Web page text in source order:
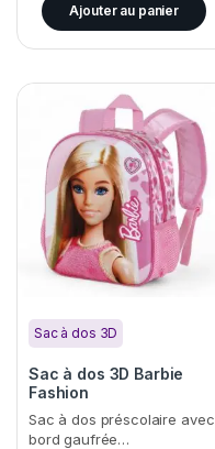
Ajouter au panier
Sac à dos 3D
Sac à dos 3D Barbie
Fashion
Sac à dos préscolaire avec
bord gaufrée…